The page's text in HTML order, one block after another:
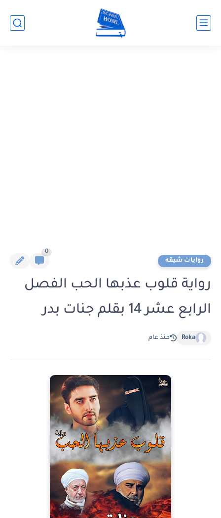
روايات شيقه
0
رواية قلوب عذبها الحب الفصل
الرابع عشر 14 بقلم جنات بدر
Roka منذ عام